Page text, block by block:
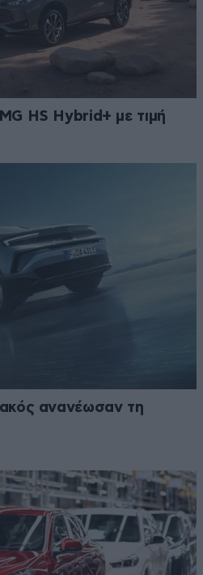
HS Hybrid+ με τιμή
ανανέωσαν τη